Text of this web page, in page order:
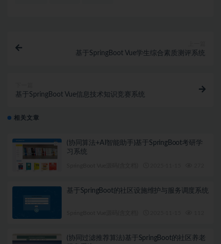
基于SpringBoot Vue学生综合素质测评系统
基于SpringBoot Vue信息技术知识竞赛系统
相关文章
(协同算法+AI智能助手)基于SpringBoot考研学
习系统
基于SpringBoot的社区设施维护与服务调度系统
(协同过滤推荐算法)基于SpringBoot的社区养老